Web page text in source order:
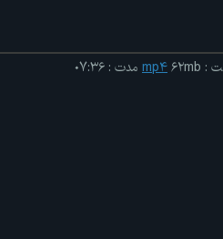
: mp۴۶۲mb مدت : ۰۷:۳۶